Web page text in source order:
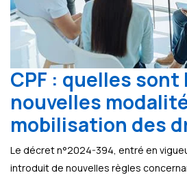
CPF : quelles sont
nouvelles
mobilisation des
Le décret n°2024-394, entré en
introduit de nouvelles règles